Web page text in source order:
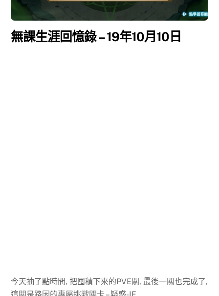
無課生涯回憶錄 – 19年10月10日
今天抽了點時間, 把囤積下來的PVE關, 最後一關也完成了,